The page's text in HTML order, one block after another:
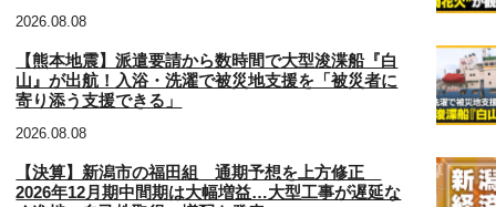
2026.08.08
【熊本地震】派遣要請から数時間で大型浚渫船『白
山』が出航！入浴・洗濯で被災地支援を「被災者に
寄り添う支援できる」
2026.08.08
【決算】新潟市の福田組 通期予想を上方修正
2026年12月期中間期は大幅増益…大型工事が遅延な